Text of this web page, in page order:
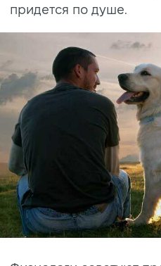
придется по душе.